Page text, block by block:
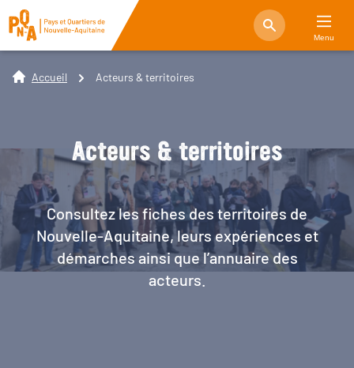
Menu
Accueil Acteurs & territoires
Acteurs & territoires
Consultez les fiches des territoires de
Nouvelle-Aquitaine, leurs expériences et
démarches ainsi que l’annuaire des
acteurs.